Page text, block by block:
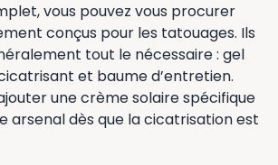
vous pouvez vous procurer
conçus pour les tatouages. Ils
tout le nécessaire : gel
et baume d’entretien.
une crème solaire spécifique
arsenal dès que la cicatrisation est